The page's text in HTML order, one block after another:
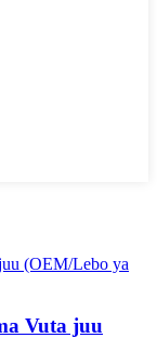
Vuta juu